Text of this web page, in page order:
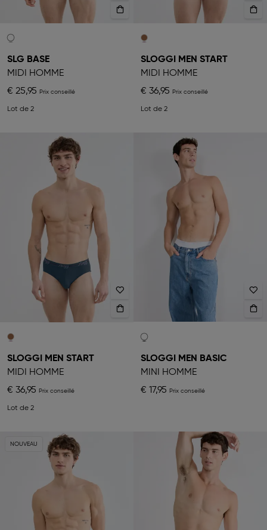
SLG BASE
MIDI HOMME
€ 25,95
Lot de 2
SLOGGI MEN START
MIDI HOMME
€ 36,95
Lot de 2
SLOGGI MEN START
MIDI HOMME
€ 36,95
Lot de 2
SLOGGI MEN BASIC
MINI HOMME
€ 17,95
NOUVEAU